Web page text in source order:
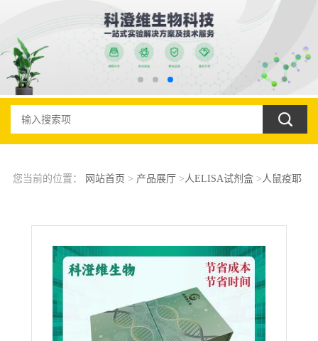
您当前的位置： 网站首页 > 产品展厅> 人ELISA试剂盒> 人鼠疫耶